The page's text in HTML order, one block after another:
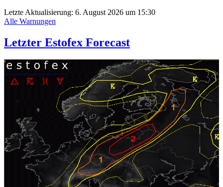
Letzte Aktualisierung: 6. August 2026 um 15:30
Alle Warnungen
Letzter Estofex Forecast